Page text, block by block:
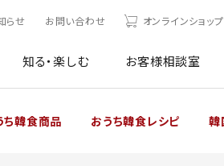
らせ お問い合わせ オンラインショップ
知る・楽しむ お客様相談室
ち韓食商品 おうち韓食レシピ 韓